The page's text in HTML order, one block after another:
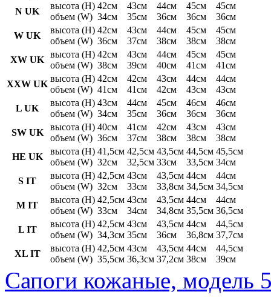
N UK
высота (H)
объем (W)
42см
34см
43см
35см
44см
36см
45см
36см
45см
36см
W UK
высота (H)
объем (W)
42см
36см
43см
37см
44см
38см
45см
38см
45см
38см
XW UK
высота (H)
объем (W)
42см
38см
43см
39см
44см
40см
45см
41см
45см
41см
XXW UK
высота (H)
объем (W)
42см
41см
42см
41см
43см
42см
44см
43см
44см
43см
L UK
высота (H)
объем (W)
43см
34см
44см
35см
45см
36см
46см
36см
46см
36см
SW UK
высота (H)
объем (W)
40см
36см
41см
37см
42см
38см
43см
38см
43см
38см
HE UK
высота (H)
объем (W)
41,5см
32см
42,5см
32,5см
43,5см
33см
44,5см
33,5см
45,5см
34см
S IT
высота (H)
объем (W)
42,5см
32см
43см
33см
43,5см
33,8см
44см
34,5см
44см
34,5см
M IT
высота (H)
объем (W)
42,5см
33см
43см
34см
43,5см
34,8см
44см
35,5см
44см
36,5см
L IT
высота (H)
объем (W)
42,5см
34,3см
43см
35см
43,5см
36см
44см
36,8см
44,5см
37,7см
XL IT
высота (H)
объем (W)
42,5см
35,5см
43см
36,3см
43,5см
37,2см
44см
38см
44,5см
39см
Сапоги кожаные, модель